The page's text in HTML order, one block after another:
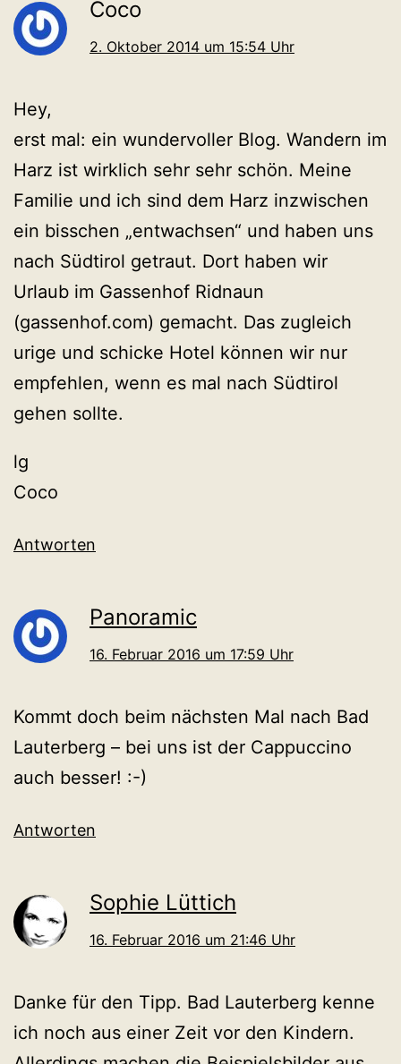
Coco
2. Oktober 2014 um 15:54 Uhr
Hey,
erst mal: ein wundervoller Blog. Wandern im
Harz ist wirklich sehr sehr schön. Meine
Familie und ich sind dem Harz inzwischen
ein bisschen „entwachsen“ und haben uns
nach Südtirol getraut. Dort haben wir
Urlaub im Gassenhof Ridnaun
(gassenhof.com) gemacht. Das zugleich
urige und schicke Hotel können wir nur
empfehlen, wenn es mal nach Südtirol
gehen sollte.
lg
Coco
Antworten
Panoramic
16. Februar 2016 um 17:59 Uhr
Kommt doch beim nächsten Mal nach Bad
Lauterberg – bei uns ist der Cappuccino
auch besser! :-)
Antworten
Sophie Lüttich
16. Februar 2016 um 21:46 Uhr
Danke für den Tipp. Bad Lauterberg kenne
ich noch aus einer Zeit vor den Kindern.